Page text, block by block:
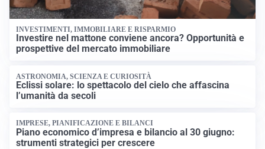
INVESTIMENTI, IMMOBILIARE E RISPARMIO
Investire nel mattone conviene ancora? Opportunità e
prospettive del mercato immobiliare
ASTRONOMIA, SCIENZA E CURIOSITÀ
Eclissi solare: lo spettacolo del cielo che affascina
l’umanità da secoli
IMPRESE, PIANIFICAZIONE E BILANCI
Piano economico d’impresa e bilancio al 30 giugno:
strumenti strategici per crescere